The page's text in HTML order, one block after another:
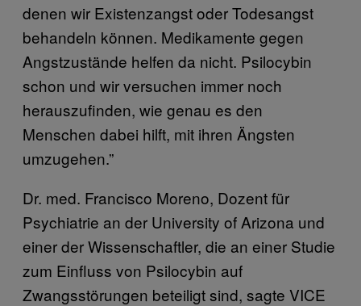
denen wir Existenzangst oder Todesangst
behandeln können. Medikamente gegen
Angstzustände helfen da nicht. Psilocybin
schon und wir versuchen immer noch
herauszufinden, wie genau es den
Menschen dabei hilft, mit ihren Ängsten
umzugehen.”
Dr. med. Francisco Moreno, Dozent für
Psychiatrie an der University of Arizona und
einer der Wissenschaftler, die an einer Studie
zum Einfluss von Psilocybin auf
Zwangsstörungen beteiligt sind, sagte VICE